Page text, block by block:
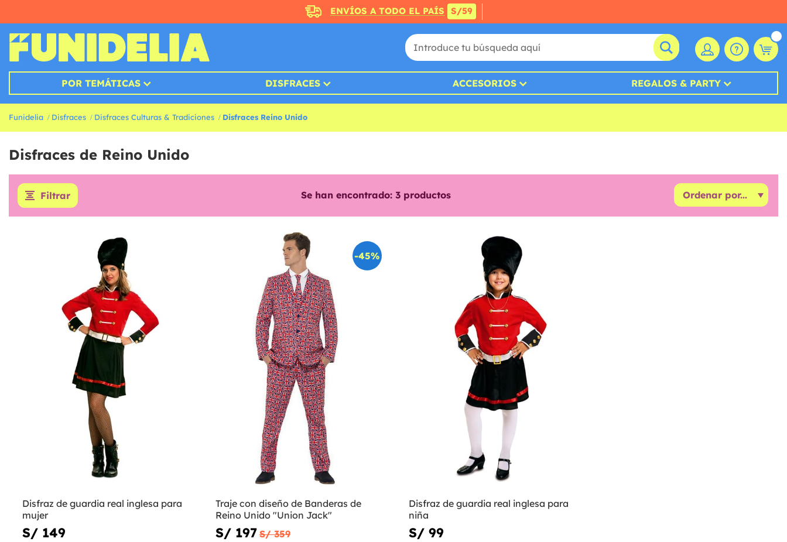
ENVÍOS A TODO EL PAÍS S/59
POR TEMÁTICAS DISFRACES ACCESORIOS REGALOS & PARTY
Funidelia Disfraces Disfraces Culturas & Tradiciones Disfraces Reino Unido
Disfraces de Reino Unido
Filtrar Se han encontrado: 3 productos
Disfraz de guardia real inglesa para
mujer
S/ 149
-45%
Traje con diseño de Banderas de
Reino Unido "Union Jack"
S/ 197 S/ 359
Disfraz de guardia real inglesa para
niña
S/ 99